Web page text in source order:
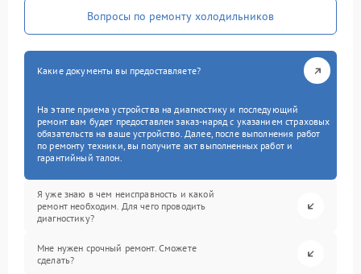
Вопросы по ремонту холодильников
Какие документы вы предоставляете?
На этапе приема устройства на диагностику и последующий
ремонт вам будет предоставлен заказ-наряд с указанием страховых
обязательств на ваше устройство. Далее, после выполнения работ
по ремонту техники, вы получите акт выполненных работ и
гарантийный талон.
Я уже знаю в чем неисправность и какой
ремонт необходим. Для чего проводить
диагностику?
Мне нужен срочный ремонт. Сможете
сделать?